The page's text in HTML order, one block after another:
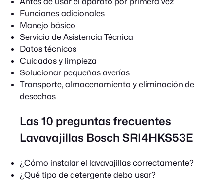
Funciones adicionales
Manejo básico
Servicio de Asistencia Técnica
Datos técnicos
Cuidados y limpieza
Solucionar pequeñas averías
Transporte, almacenamiento y eliminación de
desechos
Las 10 preguntas frecuentes
Lavavajillas Bosch SRI4HKS53E
¿Cómo instalar el lavavajillas correctamente?
¿Qué tipo de detergente debo usar?